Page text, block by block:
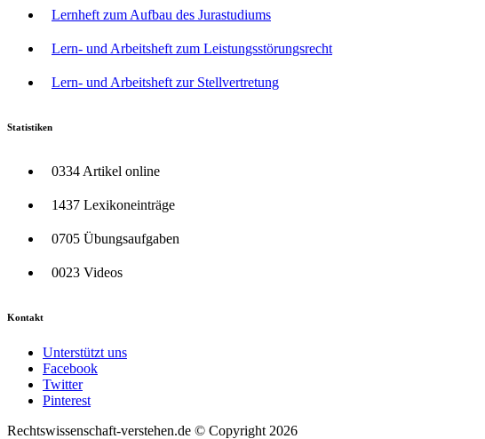
Lernheft zum Aufbau des Jurastudiums
Lern- und Arbeitsheft zum Leistungsstörungsrecht
Lern- und Arbeitsheft zur Stellvertretung
Statistiken
0334 Artikel online
1437 Lexikoneinträge
0705 Übungsaufgaben
0023 Videos
Kontakt
Unterstützt uns
Facebook
Twitter
Pinterest
Rechtswissenschaft-verstehen.de © Copyright 2026